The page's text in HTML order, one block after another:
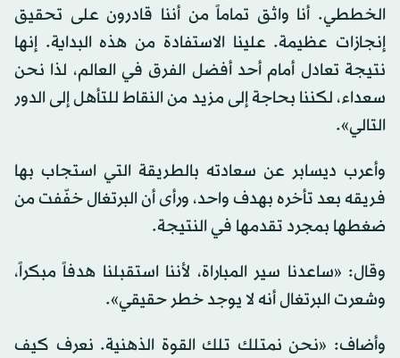
الخططي. أنا واثق تماماً من أننا قادرون على تحقيق
إنجازات عظيمة. علينا الاستفادة من هذه البداية. إنها
نتيجة تعادل أمام أحد أفضل الفرق في العالم، لذا نحن
سعداء، لكننا بحاجة إلى مزيد من النقاط للتأهل إلى الدور
التالي».
وأعرب ديسابر عن سعادته بالطريقة التي استجاب بها
فريقه بعد تأخره بهدف واحد، ورأى أن البرتغال خفّفت من
ضغطها بمجرد تقدمها في النتيجة.
وقال: «ساعدنا سير المباراة، لأننا استقبلنا هدفاً مبكراً،
وشعرت البرتغال أنه لا يوجد خطر حقيقي».
وأضاف: «نحن نمتلك تلك القوة الذهنية. نعرف كيف